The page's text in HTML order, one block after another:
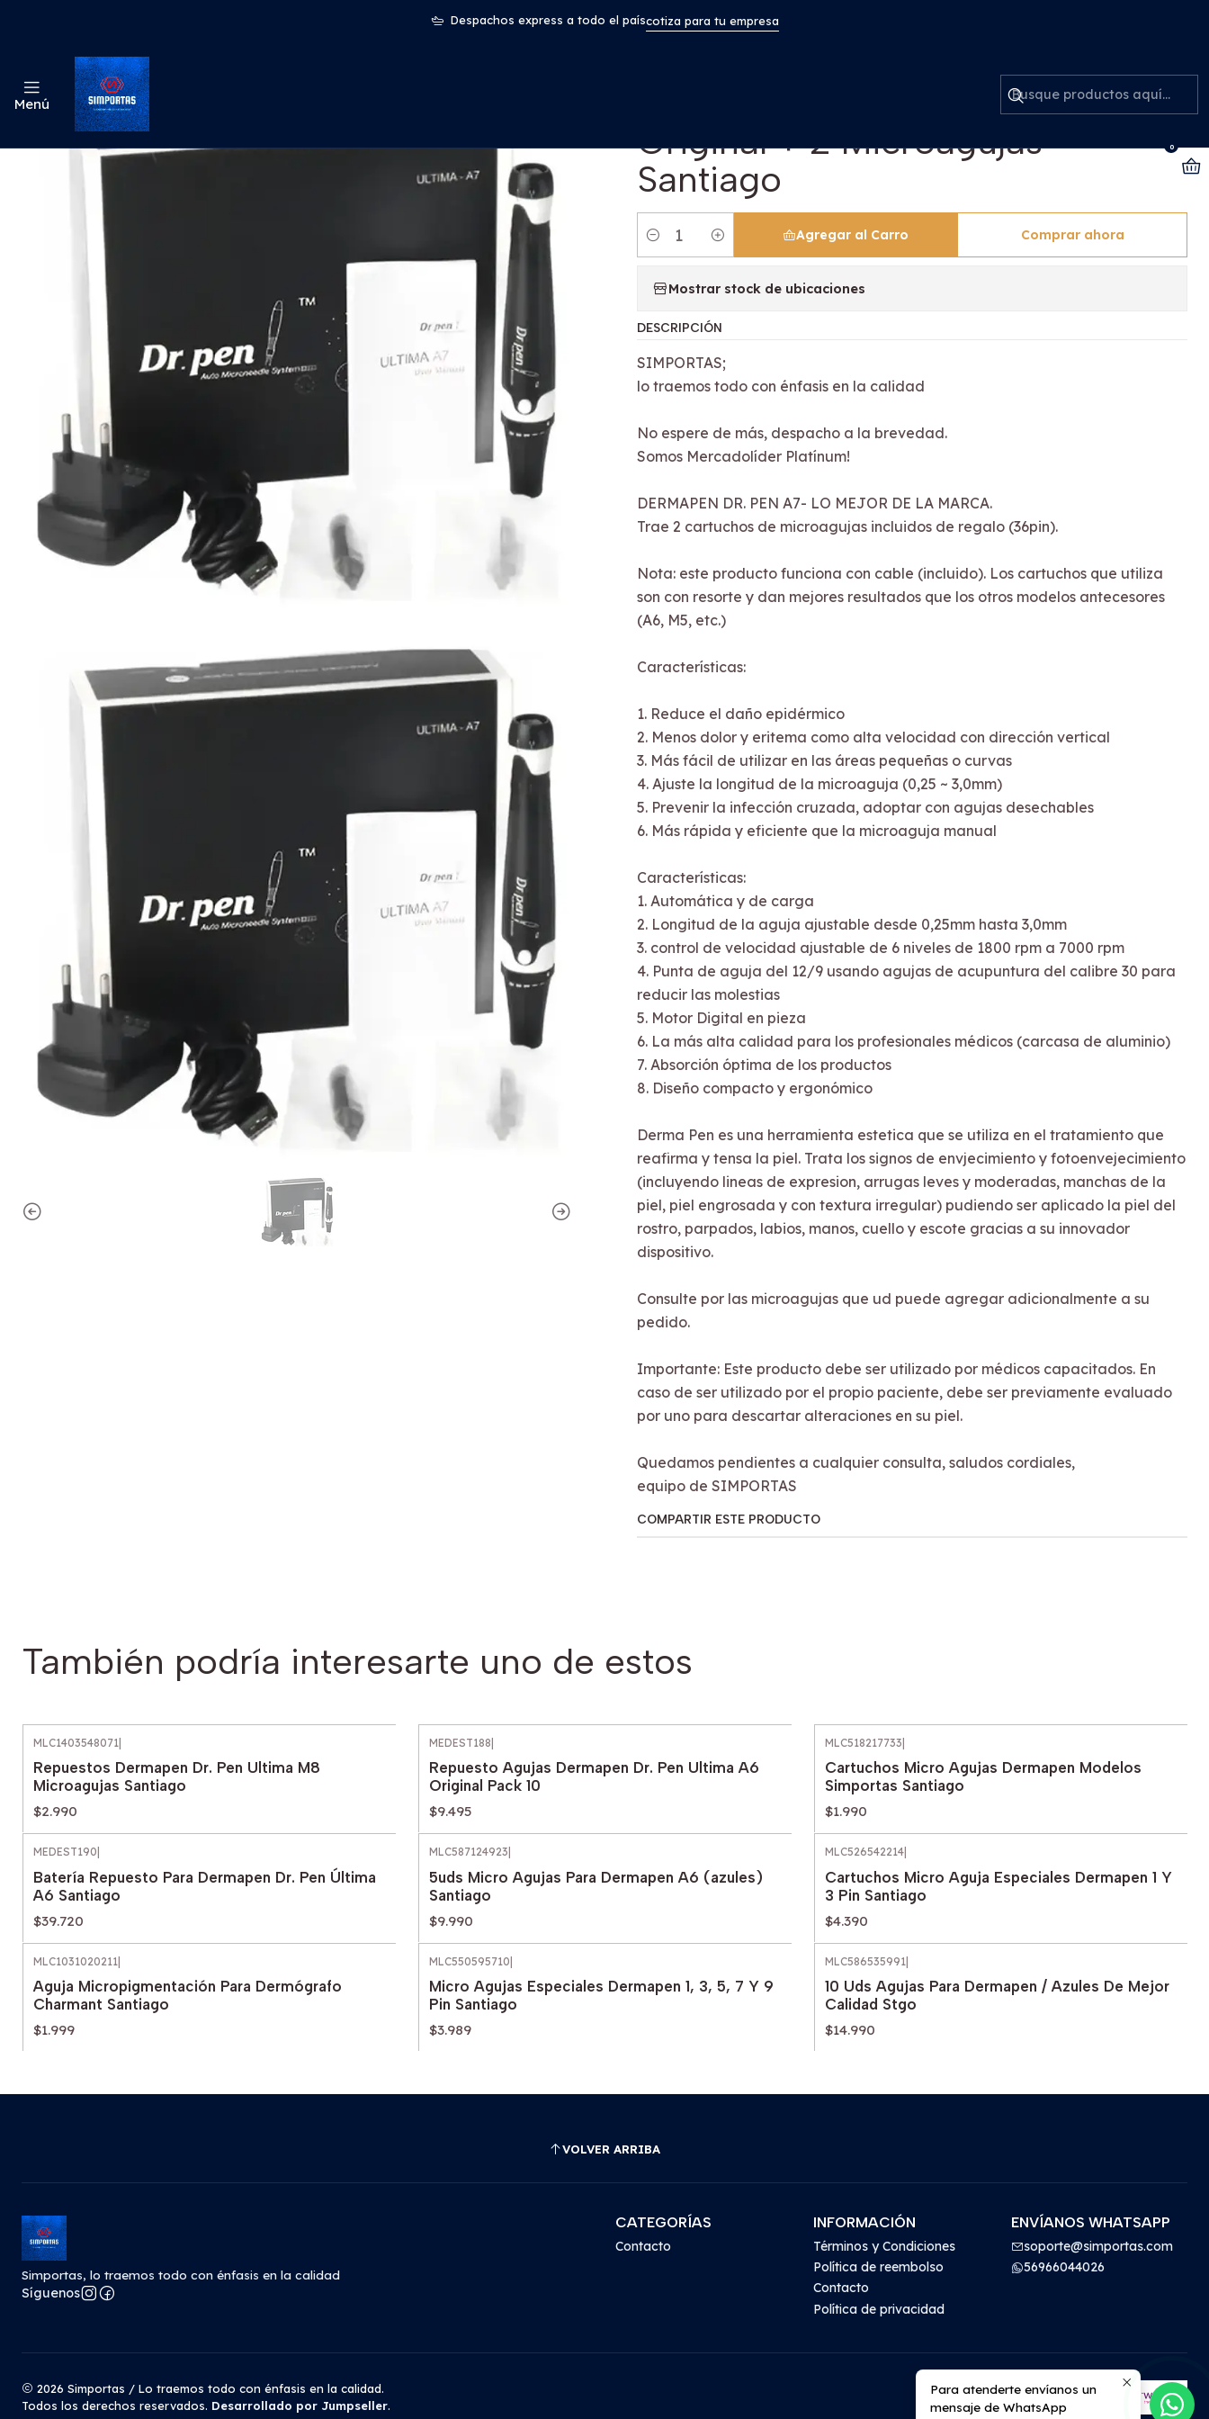
Menú
0
Despachos express a todo el paíscotiza para tu empresa
Estética y Belleza Dr. Pen Ultima A7 El Mejor Original + 2 Microagujas Santiago
Dr. Pen Ultima A7 El Mejor
Original + 2 Microagujas
Santiago
Cantidad
Agregar al Carro Comprar ahora
Mostrar stock de ubicaciones
DESCRIPCIÓN
SIMPORTAS;
lo traemos todo con énfasis en la calidad
No espere de más, despacho a la brevedad.
Somos Mercadolíder Platínum!
DERMAPEN DR. PEN A7- LO MEJOR DE LA MARCA.
Trae 2 cartuchos de microagujas incluidos de regalo (36pin).
Nota: este producto funciona con cable (incluido). Los cartuchos que utiliza
son con resorte y dan mejores resultados que los otros modelos antecesores
(A6, M5, etc.)
Características:
1. Reduce el daño epidérmico
2. Menos dolor y eritema como alta velocidad con dirección vertical
3. Más fácil de utilizar en las áreas pequeñas o curvas
4. Ajuste la longitud de la microaguja (0,25 ~ 3,0mm)
5. Prevenir la infección cruzada, adoptar con agujas desechables
6. Más rápida y eficiente que la microaguja manual
Características:
1. Automática y de carga
2. Longitud de la aguja ajustable desde 0,25mm hasta 3,0mm
3. control de velocidad ajustable de 6 niveles de 1800 rpm a 7000 rpm
4. Punta de aguja del 12/9 usando agujas de acupuntura del calibre 30 para
reducir las molestias
5. Motor Digital en pieza
6. La más alta calidad para los profesionales médicos (carcasa de aluminio)
7. Absorción óptima de los productos
8. Diseño compacto y ergonómico
Derma Pen es una herramienta estetica que se utiliza en el tratamiento que
reafirma y tensa la piel. Trata los signos de envjecimiento y fotoenvejecimiento
(incluyendo lineas de expresion, arrugas leves y moderadas, manchas de la
piel, piel engrosada y con textura irregular) pudiendo ser aplicado la piel del
rostro, parpados, labios, manos, cuello y escote gracias a su innovador
dispositivo.
Consulte por las microagujas que ud puede agregar adicionalmente a su
pedido.
Importante: Este producto debe ser utilizado por médicos capacitados. En
caso de ser utilizado por el propio paciente, debe ser previamente evaluado
por uno para descartar alteraciones en su piel.
Quedamos pendientes a cualquier consulta, saludos cordiales,
equipo de SIMPORTAS
COMPARTIR ESTE PRODUCTO
También podría interesarte uno de estos
MLC1403548071
Repuestos Dermapen Dr. Pen Ultima M8
Microagujas Santiago
$2.990
MEDEST188
Repuesto Agujas Dermapen Dr. Pen Ultima A6
Original Pack 10
$9.495
MLC518217733
Cartuchos Micro Agujas Dermapen Modelos
Simportas Santiago
$1.990
MEDEST190
Batería Repuesto Para Dermapen Dr. Pen Última
A6 Santiago
$39.720
MLC587124923
5uds Micro Agujas Para Dermapen A6 (azules)
Santiago
$9.990
MLC526542214|
Cartuchos Micro Aguja Especiales Dermapen 1 Y
3 Pin Santiago
$4.390
MLC1031020211
Aguja Micropigmentación Para Dermógrafo
Charmant Santiago
$1.999
MLC550595710
Micro Agujas Especiales Dermapen 1, 3, 5, 7 Y 9
Pin Santiago
$3.989
MLC586535991
10 Uds Agujas Para Dermapen / Azules De Mejor
Calidad Stgo
$14.990
VOLVER ARRIBA
Simportas, lo traemos todo con énfasis en la calidad
Síguenos
CATEGORÍAS
Contacto
INFORMACIÓN
Términos y Condiciones
Política de reembolso
Contacto
Política de privacidad
ENVÍANOS WHATSAPP
soporte@simportas.com
56966044026
2026 Simportas / Lo traemos todo con énfasis en la calidad.
Todos los derechos reservados. Desarrollado por Jumpseller.
Para atenderte envíanos un
mensaje de WhatsApp